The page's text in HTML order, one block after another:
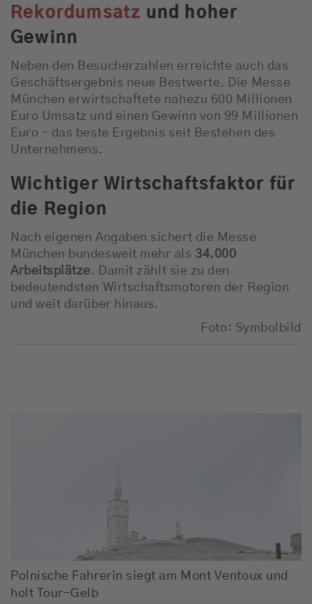
Rekordumsatz und hoher
Gewinn
Neben den Besucherzahlen erreichte auch das
Geschäftsergebnis neue Bestwerte. Die Messe
München erwirtschaftete nahezu 600 Millionen
Euro Umsatz und einen Gewinn von 99 Millionen
Euro – das beste Ergebnis seit Bestehen des
Unternehmens.
Wichtiger Wirtschaftsfaktor für
die Region
Nach eigenen Angaben sichert die Messe
München bundesweit mehr als 34.000
Arbeitsplätze. Damit zählt sie zu den
bedeutendsten Wirtschaftsmotoren der Region
und weit darüber hinaus.
Foto: Symbolbild
Polnische Fahrerin siegt am Mont Ventoux und
holt Tour-Gelb